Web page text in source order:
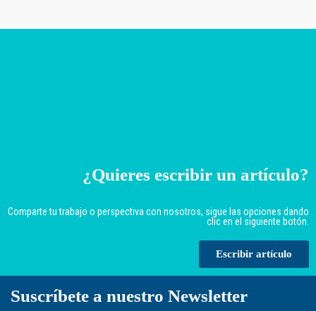
¿Quieres escribir un artículo?
Comparte tu trabajo o perspectiva con nosotros, sigue las opciones dando
clic en el siguiente botón.
Escribir artículo
Suscríbete a nuestro Newsletter